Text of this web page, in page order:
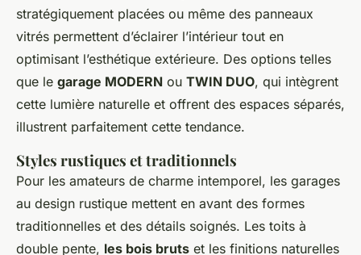
stratégiquement placées ou même des panneaux
vitrés permettent d’éclairer l’intérieur tout en
optimisant l’esthétique extérieure. Des options telles
que le garage MODERN ou TWIN DUO, qui intègrent
cette lumière naturelle et offrent des espaces séparés,
illustrent parfaitement cette tendance.
Styles rustiques et traditionnels
Pour les amateurs de charme intemporel, les garages
au design rustique mettent en avant des formes
traditionnelles et des détails soignés. Les toits à
double pente, les bois bruts et les finitions naturelles